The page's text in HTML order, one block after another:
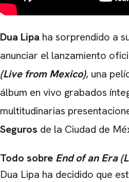
Dua Lipa ha sorprendido a
anunciar el lanzamiento
(Live from Mexico), una
álbum en vivo grabados
multitudinarias
Seguros de la Ciudad de
Todo sobre End of an Era
Dua Lipa ha decidido que